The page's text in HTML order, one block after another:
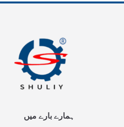
ہمارے بارے میں